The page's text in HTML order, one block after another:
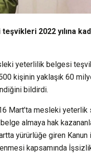
2022 yılına
yeterlilik belgesi
kişinin yaklaşık 60
bildirdi.
Mart’ta mesleki yeterlik
almaya hak
yürürlüğe giren
kapsamında